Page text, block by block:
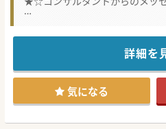
高まり続ける患者様からのニー
分院展開を計画しております。
分院長として、これまでの訪問
さる先生、地域貢献への想いを
問い合わせください。
求職者の先生のご意向に合わせ
ンスをお持ちの院長ですので、
いましたら気軽にお問い合わせ
#秋入職可
詳細を
気になる